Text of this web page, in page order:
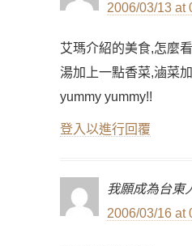
2006/03/13 at
艾瑪介紹的美食,怎麼
湯加上一點香菜,滷菜
yummy yummy!!
登入以進行回覆
我願成為台東
2006/03/16 at